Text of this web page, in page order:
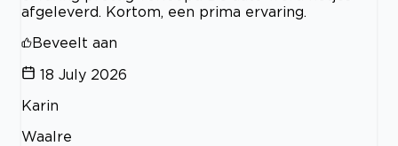
afgeleverd. Kortom, een prima ervaring.
Beveelt aan
18 July 2026
Karin
Waalre